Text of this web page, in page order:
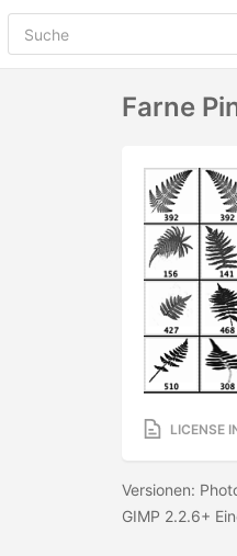
Farne
LICENSE
Versionen:
GIMP 2.2.6+